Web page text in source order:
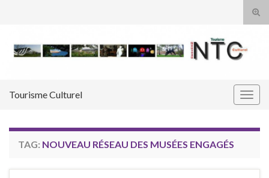
Tourisme Culturel
TAG: NOUVEAU RÉSEAU DES MUSÉES ENGAGÉS